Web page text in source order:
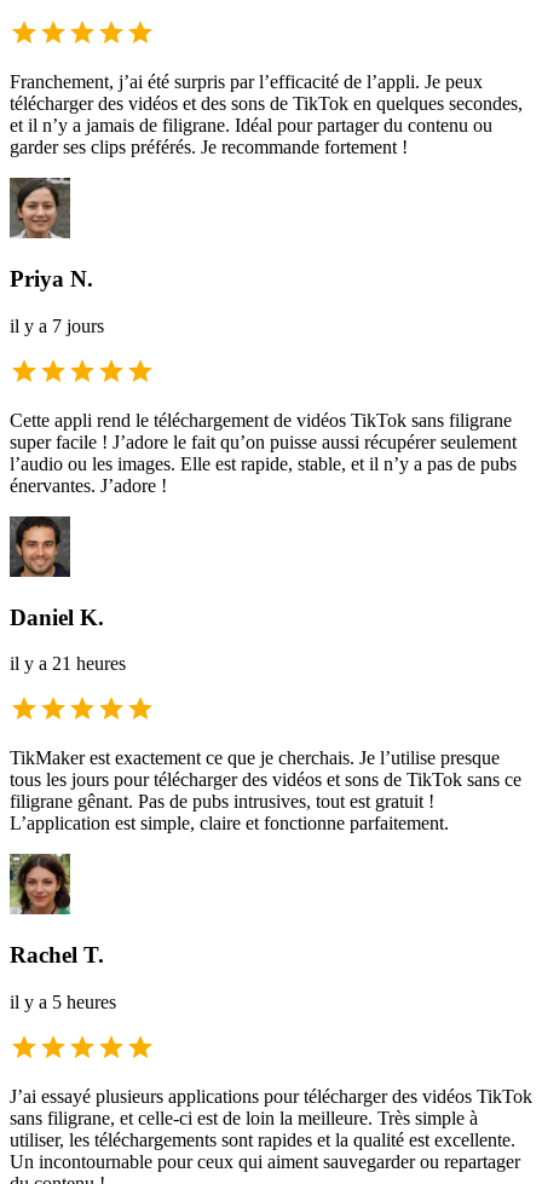
Franchement, j’ai été surpris par l’efficacité de l’appli. Je peux
télécharger des vidéos et des sons de TikTok en quelques secondes,
et il n’y a jamais de filigrane. Idéal pour partager du contenu ou
garder ses clips préférés. Je recommande fortement !
Priya N.
il y a 7 jours
Cette appli rend le téléchargement de vidéos TikTok sans filigrane
super facile ! J’adore le fait qu’on puisse aussi récupérer seulement
l’audio ou les images. Elle est rapide, stable, et il n’y a pas de pubs
énervantes. J’adore !
Daniel K.
il y a 21 heures
TikMaker est exactement ce que je cherchais. Je l’utilise presque
tous les jours pour télécharger des vidéos et sons de TikTok sans ce
filigrane gênant. Pas de pubs intrusives, tout est gratuit !
L’application est simple, claire et fonctionne parfaitement.
Rachel T.
il y a 5 heures
J’ai essayé plusieurs applications pour télécharger des vidéos TikTok
sans filigrane, et celle-ci est de loin la meilleure. Très simple à
utiliser, les téléchargements sont rapides et la qualité est excellente.
Un incontournable pour ceux qui aiment sauvegarder ou repartager